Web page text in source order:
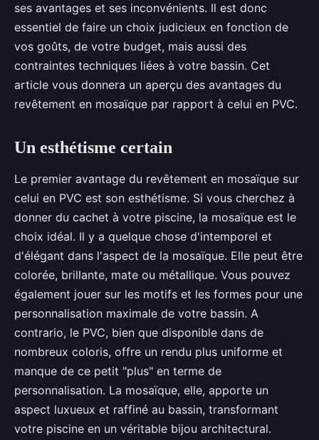
ses avantages et ses inconvénients. Il est donc
essentiel de faire un choix judicieux en fonction de
vos goûts, de votre budget, mais aussi des
contraintes techniques liées à votre bassin. Cet
article vous donnera un aperçu des avantages du
revêtement en mosaïque par rapport à celui en PVC.
Un esthétisme certain
Le premier avantage du revêtement en mosaïque sur
celui en PVC est son esthétisme. Si vous cherchez à
donner du cachet à votre piscine, la mosaïque est le
choix idéal. Il y a quelque chose d'intemporel et
d'élégant dans l'aspect de la mosaïque. Elle peut être
colorée, brillante, mate ou métallique. Vous pouvez
également jouer sur les motifs et les formes pour une
personnalisation maximale de votre bassin. A
contrario, le PVC, bien que disponible dans de
nombreux coloris, offre un rendu plus uniforme et
manque de ce petit "plus" en terme de
personnalisation. La mosaïque, elle, apporte un
aspect luxueux et raffiné au bassin, transformant
votre piscine en un véritable bijou architectural.